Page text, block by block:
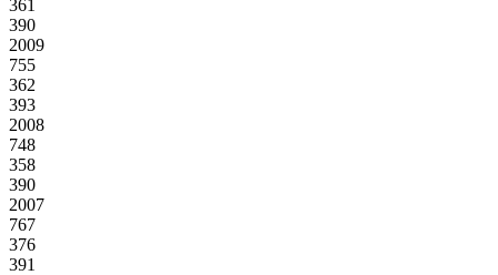
361
390
2009
755
362
393
2008
748
358
390
2007
767
376
391